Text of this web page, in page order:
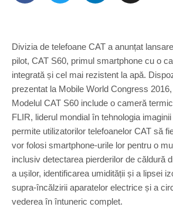
Divizia de telefoane CAT a anunțat
pilot, CAT S60, primul smartphone cu o
integrată și cel mai rezistent la apă.
prezentat la Mobile World Congress
Modelul CAT S60 include o cameră
FLIR, liderul mondial în tehnologia
permite utilizatorilor telefoanelor CAT să
vor folosi smartphone-urile lor pentru o
inclusiv detectarea pierderilor de căldură
a ușilor, identificarea umidității și a lipsei
supra-încălzirii aparatelor electrice și a
vederea în întuneric complet.